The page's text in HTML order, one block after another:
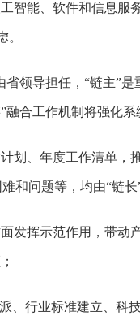
智能、软件和信息服
领导担任，“链主”
融合工作机制将强化
划、年度工作清单，
和问题等，均由“链长
发挥示范作用，带动
、行业标准建立、科